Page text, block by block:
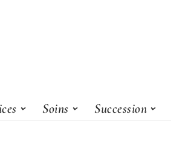
Soins Succession